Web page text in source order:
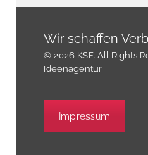
Wir schaffen
© 2026 KSE. All Rights
Ideenagentur
Impressum